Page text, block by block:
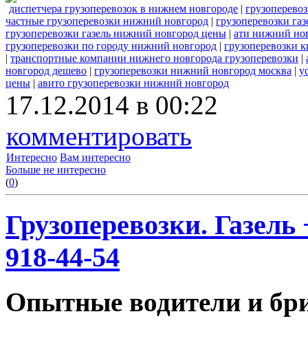
диспетчера грузоперевозок в нижнем новгороде |
частные грузоперевозки нижний новгород | грузоперевозки
грузоперевозки газель нижний новгород цены | ати нижний
грузоперевозки по городу нижний новгород | грузоперевозки
| транспортные компании нижнего новгорода грузоперевозки |
новгород дешево | грузоперевозки нижний новгород москва |
цены | авито грузоперевозки нижний новгород
17.12.2014 в 00:22
комментировать
Интересно Вам интересно
Больше не интересно
(0)
Грузоперевозки.
918-44-54
Опытные водители и